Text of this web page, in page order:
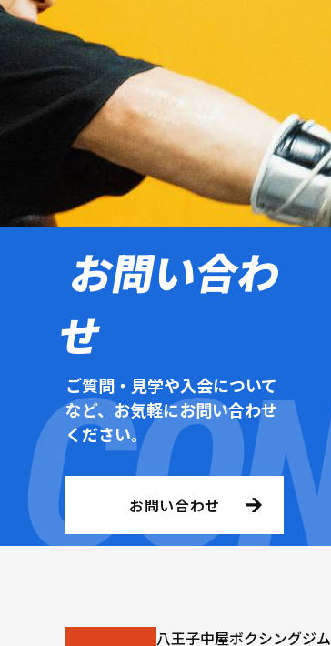
お問い合わ
せ
ご質問・見学や入会について
など、お気軽にお問い合わせ
ください。
お問い合わせ
八王子中屋ボクシングジム